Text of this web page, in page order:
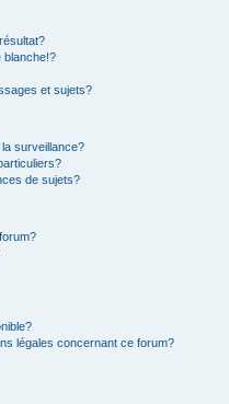
blanche!?
et sujets?
surveillance?
de sujets?
légales concernant ce forum?